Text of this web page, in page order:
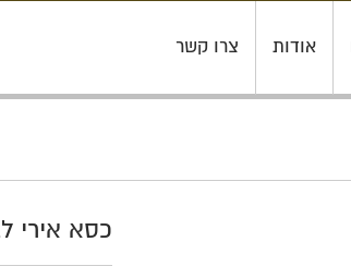
אודות צרו קשר
כסא אירי